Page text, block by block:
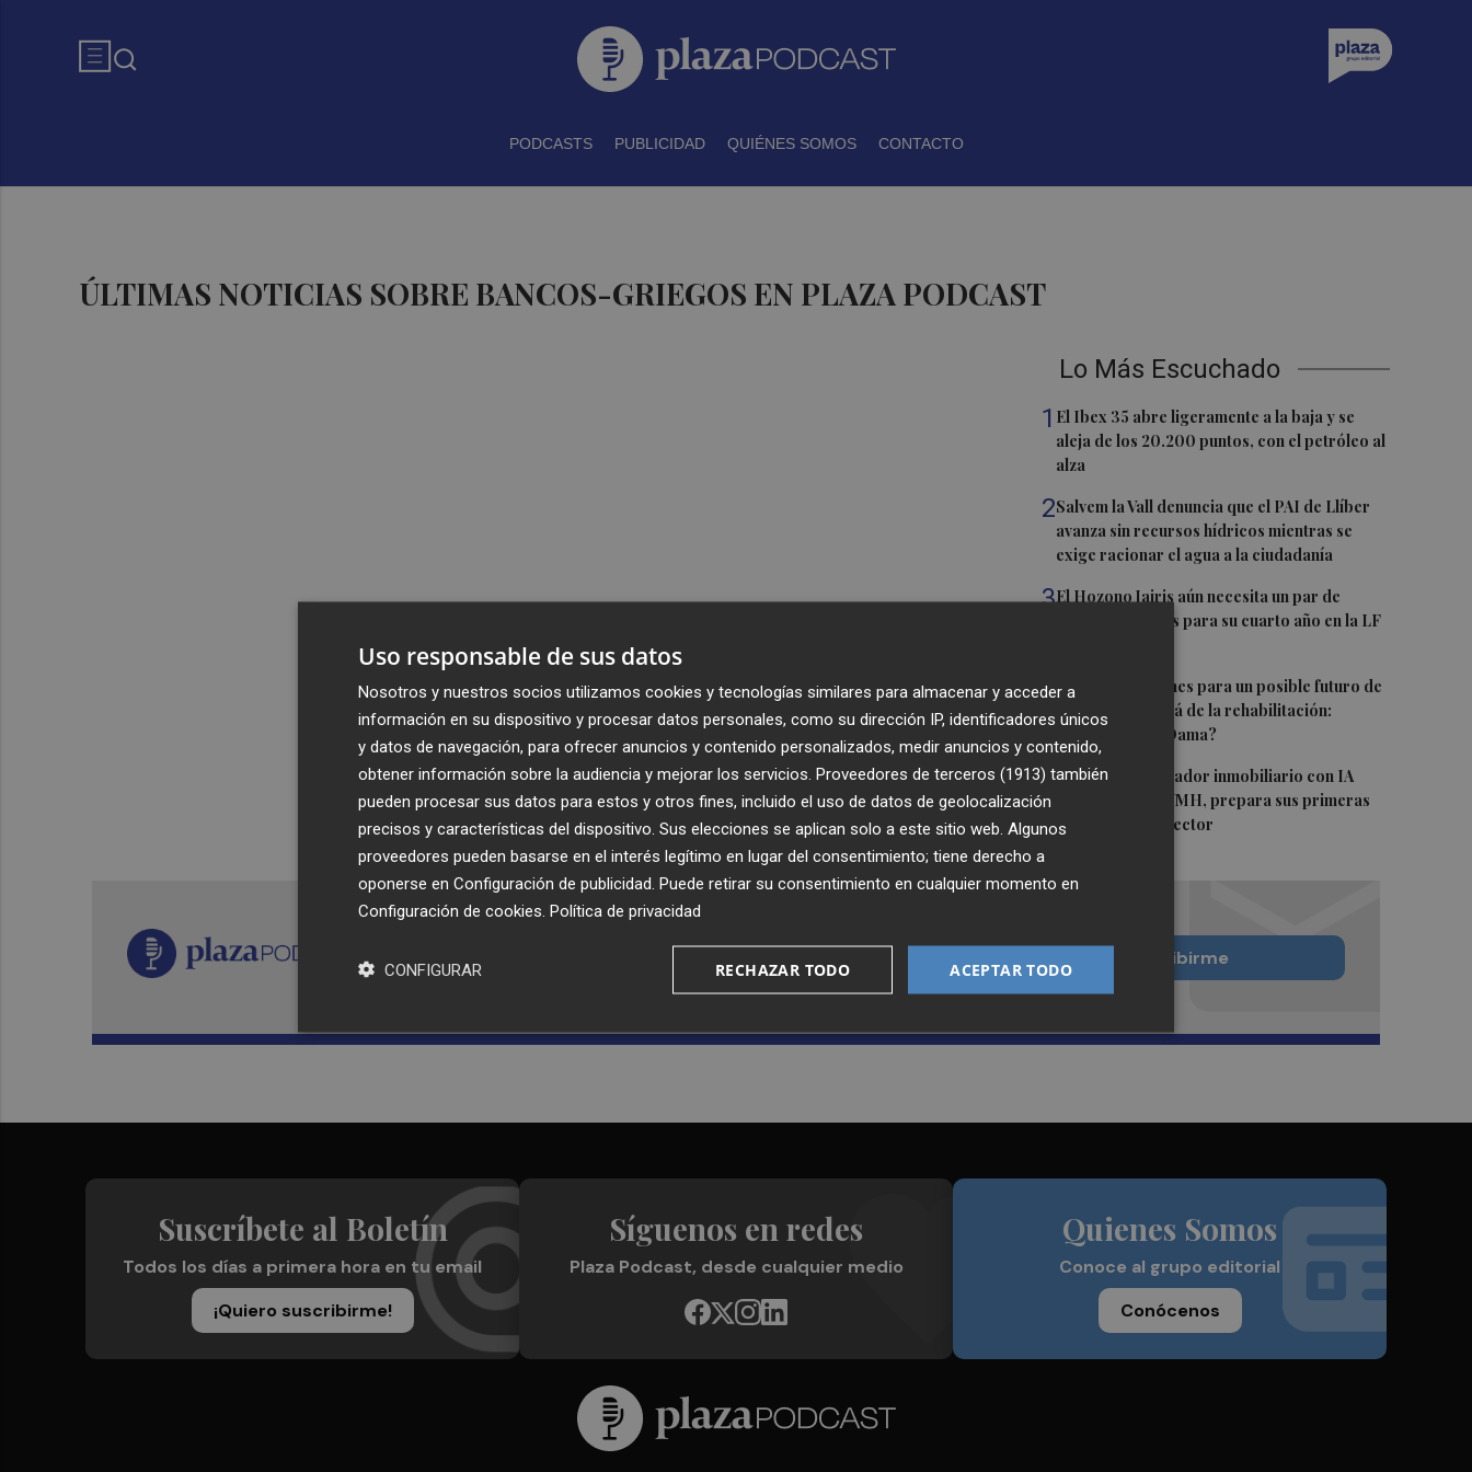
PODCASTS PUBLICIDAD QUIÉNES SOMOS CONTACTO
ÚLTIMAS NOTICIAS SOBRE BANCOS-GRIEGOS EN PLAZA PODCAST
Lo Más Escuchado
1 El Ibex 35 abre ligeramente a la baja y se
aleja de los 20.200 puntos, con el petróleo al
alza
2Salvem la Vall denuncia que el PAI de Llíber
avanza sin recursos hídricos mientras se
exige racionar el agua a la ciudadanía
3El Hozono Jairis aún necesita un par de
incorporaciones para su cuarto año en la LF
4Ruz ya hace planes para un posible futuro de
Clarisas, más allá de la rehabilitación:
¿retorno de la Dama?
5ViviFind, el buscador inmobiliario con IA
surgido del PCUMH, prepara sus primeras
alianzas con el sector
Recibe toda la actualidad de
Plaza Podcast en tu correo
Quiero suscribirme
Suscríbete al Boletín
Todos los días a primera hora en tu email
¡Quiero suscribirme!
Síguenos en redes
Plaza Podcast, desde cualquier medio
Quienes Somos
Conoce al grupo editorial
Conócenos
Uso responsable de sus datos
Nosotros y nuestros socios utilizamos cookies y tecnologías similares para almacenar y acceder a
información en su dispositivo y procesar datos personales, como su dirección IP, identificadores únicos
y datos de navegación, para ofrecer anuncios y contenido personalizados, medir anuncios y contenido,
obtener información sobre la audiencia y mejorar los servicios. Proveedores de terceros (1913) también
pueden procesar sus datos para estos y otros fines, incluido el uso de datos de geolocalización
precisos y características del dispositivo. Sus elecciones se aplican solo a este sitio web. Algunos
proveedores pueden basarse en el interés legítimo en lugar del consentimiento; tiene derecho a
oponerse en Configuración de publicidad . Puede retirar su consentimiento en cualquier momento en
Configuración de cookies Política de privacidad
ACEPTAR TODO
RECHAZAR TODO
CONFIGURAR